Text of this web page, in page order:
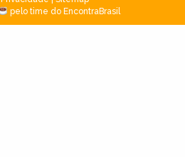
pelo time do EncontraBrasil